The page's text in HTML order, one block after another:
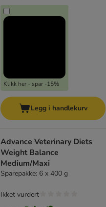
Klikk her - spar -15%
Legg i handlekurv
Advance Veterinary Diets
Weight Balance
Medium/Maxi
Sparepakke: 6 x 400 g
Ikket vurdert